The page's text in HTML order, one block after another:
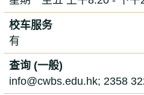
校车服务
有
查询 (一般)
info@cwbs.edu.hk; 2358